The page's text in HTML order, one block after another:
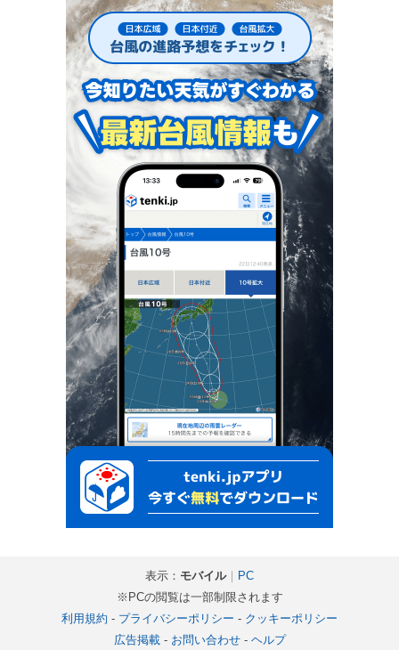
表示： モバイル｜ PC
※PCの閲覧は一部制限されます
利用規約 - プライバシーポリシー - クッキーポリシー
広告掲載- お問い合わせ- ヘルプ